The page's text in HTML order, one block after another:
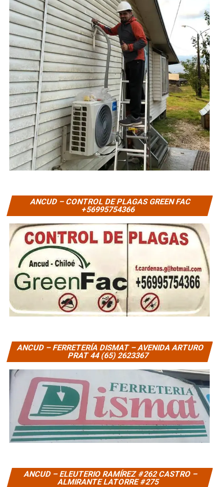
ANCUD – CONTROL DE PLAGAS GREEN FAC
+56995754366
ANCUD – FERRETERÍA DISMAT – AVENIDA ARTURO
PRAT 44 (65) 2623367
ANCUD – ELEUTERIO RAMÍREZ #262 CASTRO –
ALMIRANTE LATORRE #275